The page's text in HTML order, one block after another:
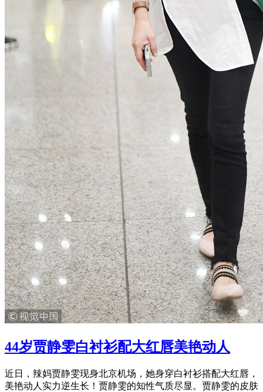
44岁贾静雯白衬衫配大红唇美艳动人
近日，辣妈贾静雯现身北京机场，她身穿白衬衫搭配大红唇，
美艳动人实力逆生长！贾静雯的知性气质尽显。贾静雯的皮肤